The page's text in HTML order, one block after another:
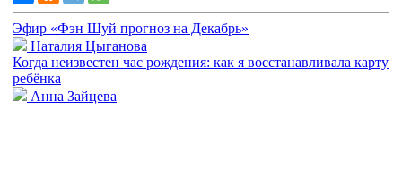
Эфир «Фэн Шуй прогноз на Декабрь»
Наталия Цыганова
Когда неизвестен час рождения: как я восстанавливала карту
ребёнка
Анна Зайцева